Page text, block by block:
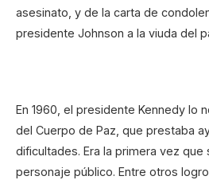
asesinato, y de la carta de
presidente Johnson a la viuda del
En 1960, el presidente Kennedy lo
del Cuerpo de Paz, que prestaba
dificultades. Era la primera vez que
personaje público. Entre otros